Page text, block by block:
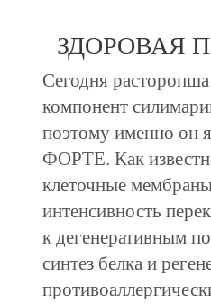
ЗДОРОВАЯ
Сегодня
компонент
поэтому именно он
ФОРТЕ. Как
клеточные
интенсивность
к дегенеративным
синтез белка и